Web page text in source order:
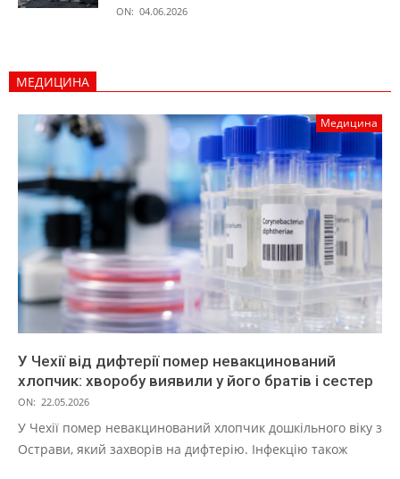
ON: 04.06.2026
МЕДИЦИНА
Медицина
У Чехії від дифтерії помер невакцинований
хлопчик: хворобу виявили у його братів і сестер
ON: 22.05.2026
У Чехії помер невакцинований хлопчик дошкільного віку з
Острави, який захворів на дифтерію. Інфекцію також